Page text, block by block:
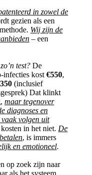
in zowel de
gezien als een
Wij zijn de
– een
test? De
infecties kost €550,
(inclusief
Dat klinkt
maar tegenover
diagnoses en
volgen uit
in het niet. De
, is immers
en emotioneel.
op zoek zijn naar